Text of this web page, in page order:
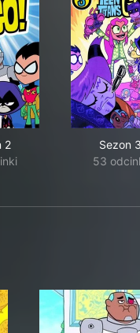
2
Sezon
53